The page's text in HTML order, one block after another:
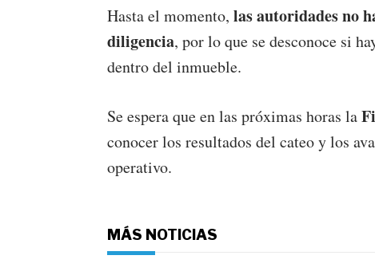
Hasta el momento,las autoridades no
diligencia, por lo que se desconoce si
dentro del inmueble.
Se espera que en las próximas horas la
conocer los resultados del cateo y los
operativo.
MÁS NOTICIAS